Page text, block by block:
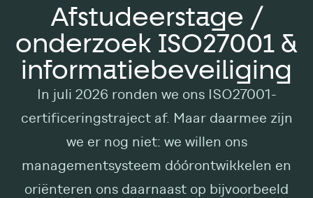
Afstudeerstage /
onderzoek ISO27001 &
informatiebeveiliging
In juli 2026 ronden we ons ISO27001-
certificeringstraject af. Maar daarmee zijn
we er nog niet: we willen ons
managementsysteem dóórontwikkelen en
oriënteren ons daarnaast op bijvoorbeeld